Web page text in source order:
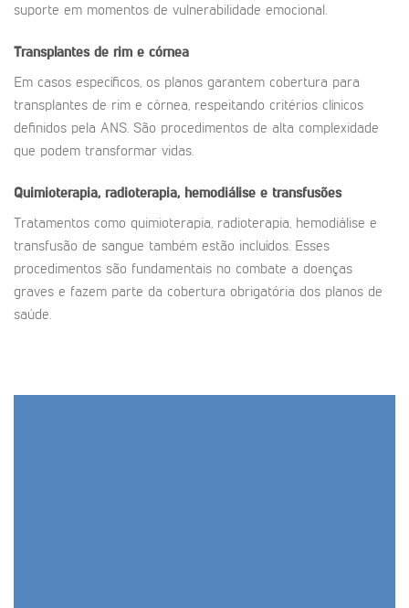
suporte em momentos de vulnerabilidade emocional.
Transplantes de rim e córnea
Em casos específicos, os planos garantem cobertura para
transplantes de rim e córnea, respeitando critérios clínicos
definidos pela ANS. São procedimentos de alta complexidade
que podem transformar vidas.
Quimioterapia, radioterapia, hemodiálise e transfusões
Tratamentos como quimioterapia, radioterapia, hemodiálise e
transfusão de sangue também estão incluídos. Esses
procedimentos são fundamentais no combate a doenças
graves e fazem parte da cobertura obrigatória dos planos de
saúde.